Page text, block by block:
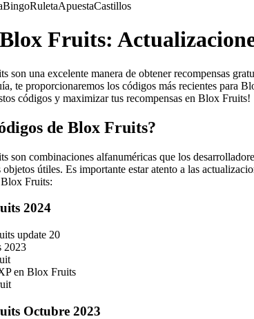
BingoRuletaApuestaCastillos
Fruits:
son una excelente manera de obtener recompensas
te proporcionaremos los códigos más recientes para
códigos y maximizar tus recompensas en Blox Fruits!
de Blox Fruits?
son combinaciones alfanuméricas que los
útiles. Es importante estar atento a las
Blox Fruits:
2024
update 20
2023
en Blox Fruits
Octubre 2023